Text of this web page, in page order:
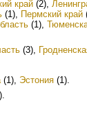
край (2),
(1), Пермский край
(1),
(3),
(1), Эстония (1).
.